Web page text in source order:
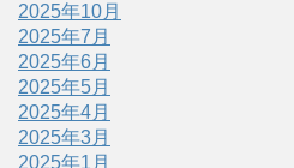
2025年10月
2025年7月
2025年6月
2025年5月
2025年4月
2025年3月
2025年1月